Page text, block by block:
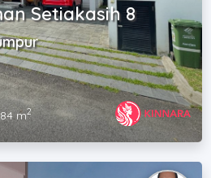
Setiakasih 8
m2